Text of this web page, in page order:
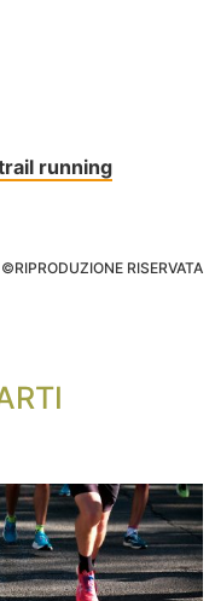
running
©RIPRODUZIONE RISERVATA